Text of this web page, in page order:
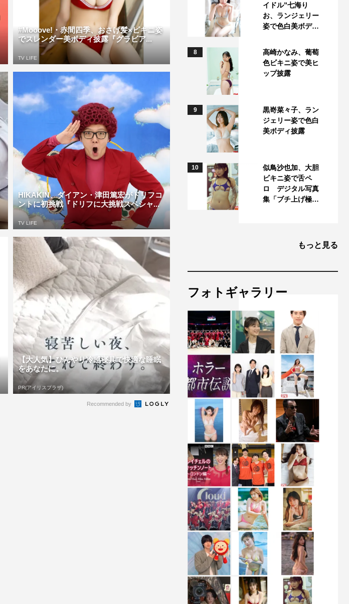
#Mooove!・赤間四季、おさげ髪×ビキニ姿
でスレンダー美ボディ披露『グラビア...
TV LIFE
HIKAKIN、ダイアン・津田篤宏がドリフコ
ントに初挑戦『ドリフに大挑戦スペシャ...
TV LIFE
【大人気】ひんやり冷感寝具で快適な睡眠
をあなたに。
PR(アイリスプラザ)
Recommended by
イドル”七海り
お、ランジェリー
姿で色白美ボデ…
8
高崎かなみ、葡萄
色ビキニ姿で美ヒ
ップ披露
9
黒嵜菜々子、ラン
ジェリー姿で色白
美ボディ披露
10
似鳥沙也加、大胆
ビキニ姿で舌ペ
ロ デジタル写真
集「ブチ上げ極…
もっと見る
フォトギャラリー